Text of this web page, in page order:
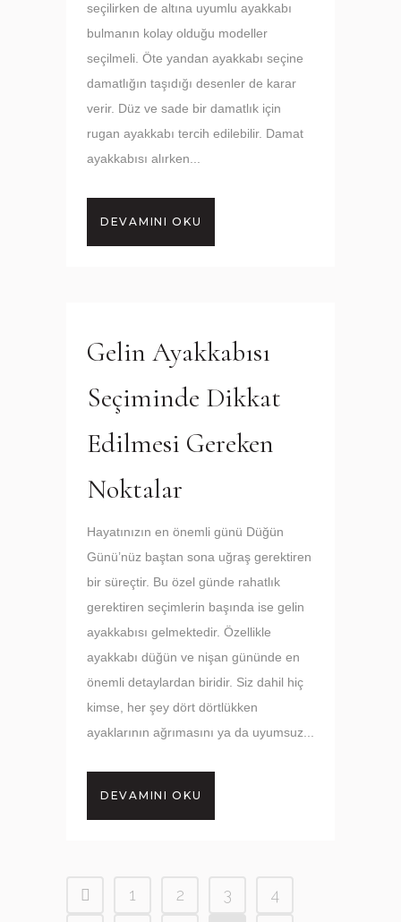
seçilirken de altına uyumlu ayakkabı
bulmanın kolay olduğu modeller
seçilmeli. Öte yandan ayakkabı seçine
damatlığın taşıdığı desenler de karar
verir. Düz ve sade bir damatlık için
rugan ayakkabı tercih edilebilir. Damat
ayakkabısı alırken...
DEVAMINI OKU
Gelin Ayakkabısı
Seçiminde Dikkat
Edilmesi Gereken
Noktalar
Hayatınızın en önemli günü Düğün
Günü’nüz baştan sona uğraş gerektiren
bir süreçtir. Bu özel günde rahatlık
gerektiren seçimlerin başında ise gelin
ayakkabısı gelmektedir. Özellikle
ayakkabı düğün ve nişan gününde en
önemli detaylardan biridir. Siz dahil hiç
kimse, her şey dört dörtlükken
ayaklarının ağrımasını ya da uyumsuz...
DEVAMINI OKU
1 2 3
4